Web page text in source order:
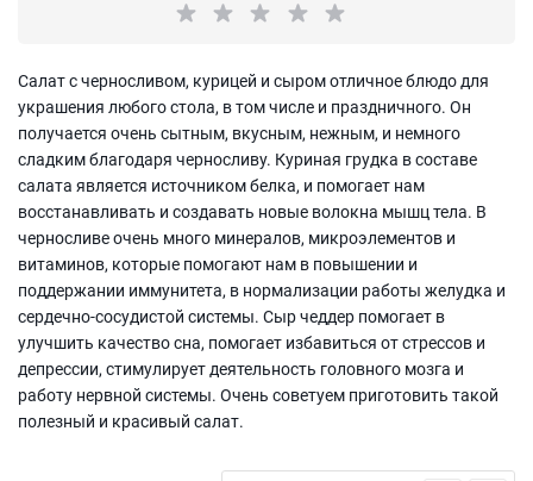
Салат с черносливом, курицей и сыром отличное блюдо для
украшения любого стола, в том числе и праздничного. Он
получается очень сытным, вкусным, нежным, и немного
сладким благодаря черносливу. Куриная грудка в составе
салата является источником белка, и помогает нам
восстанавливать и создавать новые волокна мышц тела. В
черносливе очень много минералов, микроэлементов и
витаминов, которые помогают нам в повышении и
поддержании иммунитета, в нормализации работы желудка и
сердечно-сосудистой системы. Сыр чеддер помогает в
улучшить качество сна, помогает избавиться от стрессов и
депрессии, стимулирует деятельность головного мозга и
работу нервной системы. Очень советуем приготовить такой
полезный и красивый салат.